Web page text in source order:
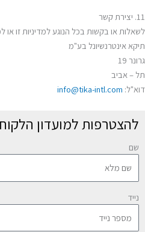
11. יצירת קשר
לשאלות או בקשות בכל הנוגע למדיניות זו או
תיקא אינטרנשיונל בע"מ
גרונר 19
תל – אביב
דוא"ל: info@tika-intl.com
להצטרפות למועדון
שם
נייד